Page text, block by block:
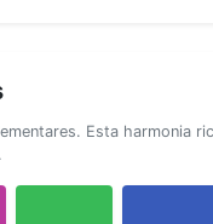
Esta harmonia